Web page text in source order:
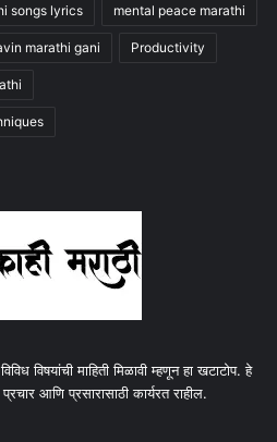
songs lyrics mental peace marathi
marathi gani Productivity
विषयांची माहिती मिळावी म्हणून हा खटाटोप. हे
आणि प्रसारासाठी कार्यरत राहील.